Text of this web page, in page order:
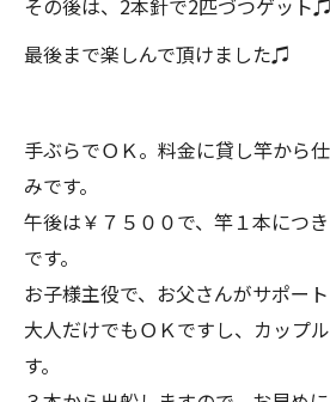
その後は、2本針で2匹づつゲット♫
最後まで楽しんで頂けました♫
手ぶらでＯＫ。料金に貸し竿から
みです。
午後は￥７５００で、竿１本につ
です。
お子様主役で、お父さんがサポート
大人だけでもＯＫですし、カップ
す。